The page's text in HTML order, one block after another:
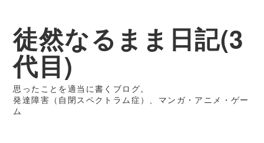
徒然なるまま日記(3
代目)
思ったことを適当に書くブログ。
発達障害（自閉スペクトラム症）、マンガ・アニメ・ゲー
ム